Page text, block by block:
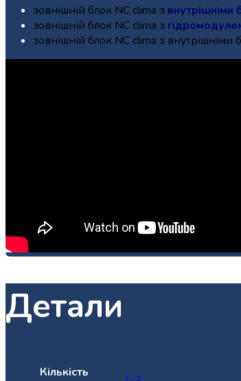
зовнішній блок NC clima з внутрішніми
зовнішній блок NC clima з
зовнішній блок NC clima з
Детали
Кількість